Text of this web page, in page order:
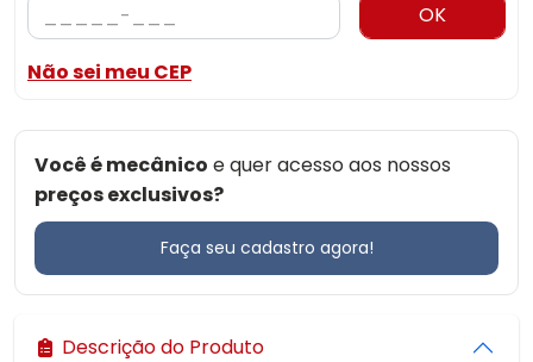
OK
Não sei meu CEP
Você é mecânico e quer acesso aos nossos
preços exclusivos?
Faça seu cadastro agora!
Descrição do Produto